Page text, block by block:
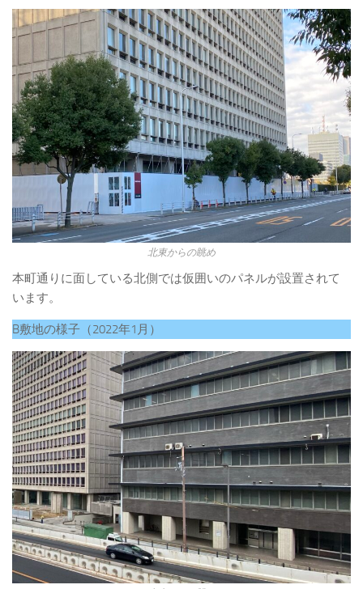
北東からの眺め
本町通りに面している北側では仮囲いのパネルが設置されて
います。
B敷地の様子（2022年1月）